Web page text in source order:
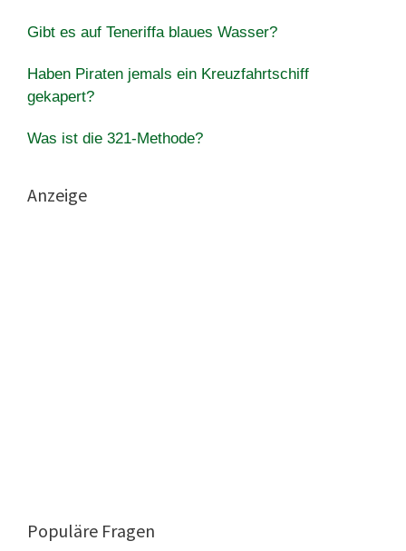
Gibt es auf Teneriffa blaues Wasser?
Haben Piraten jemals ein Kreuzfahrtschiff
gekapert?
Was ist die 321-Methode?
Anzeige
Populäre Fragen